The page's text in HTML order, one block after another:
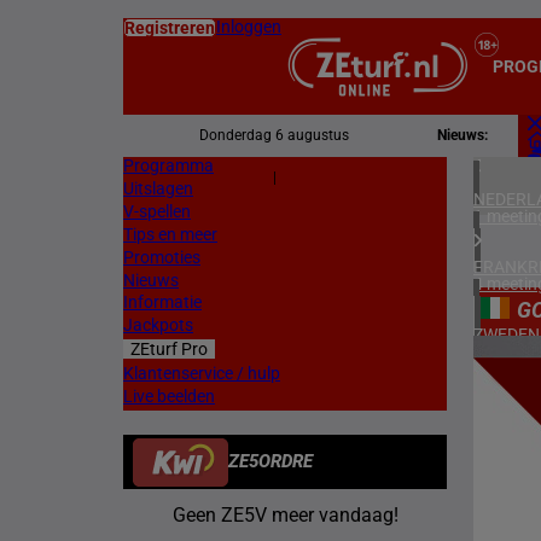
RegistrerenInloggen
Donderdag 6 augustus Nieuws:
Programma
Uitslagen
V-spellen
Tips en meer
Promoties
Nieuws
Informatie
Jackpots
ZEturf Pro
Klantenservice / hulp
Live beelden
ZE5ORDRE
Geen ZE5V meer vandaag!
1
4
ZWEDEN
ZUID-
1
4
22/04/